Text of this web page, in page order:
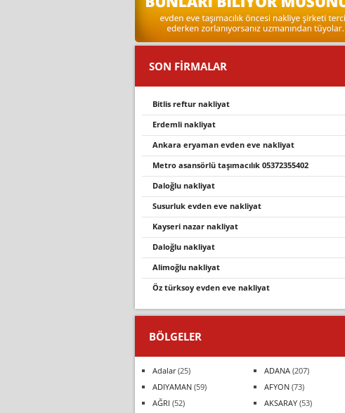
SON FİRMALAR
bi̇tli̇s reftur nakli̇yat
erdemli nakliyat
ankara eryaman evden eve nakliyat
metro asansörlü taşımacılık 05372355402
daloğlu nakli̇yat
susurluk evden eve nakli̇yat
kayseri nazar nakliyat
daloğlu nakli̇yat
alimoğlu nakliyat
öz türksoy evden eve nakli̇yat
BÖLGELER
Adalar(25) ADANA (207)
ADIYAMAN (59) AFYON (73)
AĞRI (52) AKSARAY (53)